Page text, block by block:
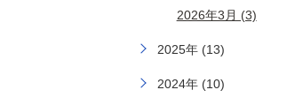
2026年3月 (3)
2025年 (13)
2024年 (10)